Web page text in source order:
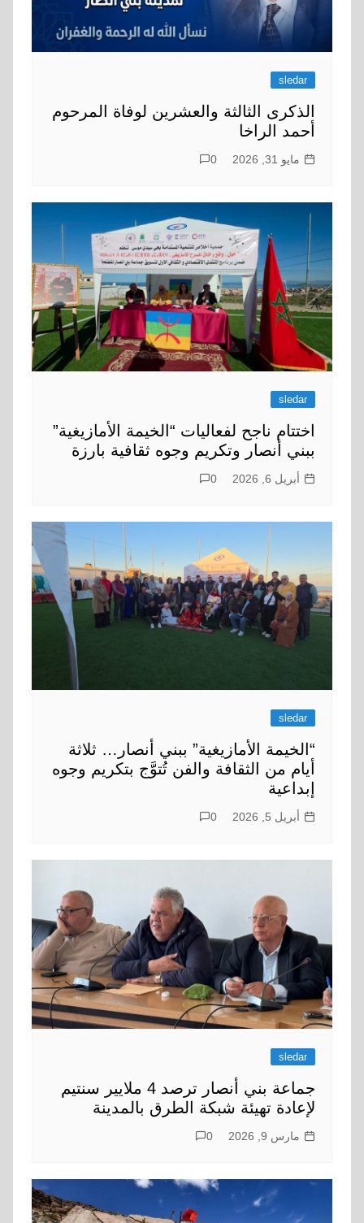
sledar
الذكرى الثالثة والعشرين لوفاة المرحوم
أحمد الراخا
مايو 31, 2026 0
sledar
اختتام ناجح لفعاليات “الخيمة الأمازيغية”
ببني أنصار وتكريم وجوه ثقافية بارزة
أبريل 6, 2026 0
sledar
“الخيمة الأمازيغية” ببني أنصار… ثلاثة
أيام من الثقافة والفن تُتوَّج بتكريم وجوه
إبداعية
أبريل 5, 2026 0
sledar
جماعة بني أنصار ترصد 4 ملايير سنتيم
لإعادة تهيئة شبكة الطرق بالمدينة
مارس 9, 2026 0